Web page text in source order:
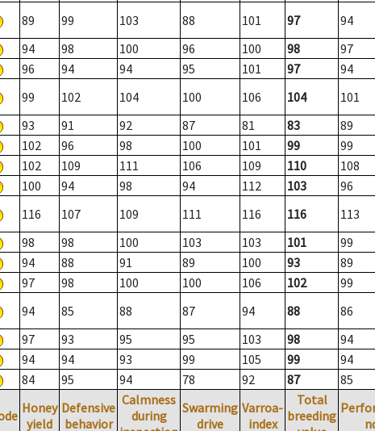
89 99 103 88 101 97
94
94 98 100 96 100 98
97
96 94 94 95 101 97
94
99 102 104 100 106 104
101
93 91 92 87 81 83
89
102 96 98 100 101 99
99
102 109 111 106 109 110
108
100 94 98 94 112 103
96
116 107 109 111 116 116
113
98 98 100 103 103 101
99
94 88 91 89 100 93
89
97 98 100 100 106 102
99
94 85 88 87 94 88
86
97 93 95 95 103 98
94
94 94 93 99 105 99
94
84 95 94 78 92 87 85
Honey
yield
Defensive
behavior
Calmness
during
Swarming
drive
Varroa-
index
Total
breeding